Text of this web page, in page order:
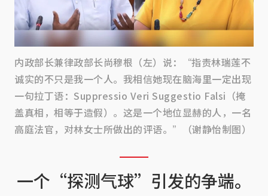
内政部长兼律政部长尚穆根（左）说：“指责林瑞莲不
诚实的不只是我一个人。我相信她现在脑海里一定出现
一句拉丁语：Suppressio Veri Suggestio Falsi（掩
盖真相，相等于造假）。这是一个地位显赫的人，一名
高庭法官，对林女士所做出的评语。”（谢静怡制图）
一个“探测气球”引发的争端。